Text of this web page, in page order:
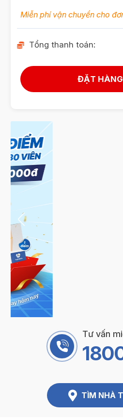
Miễn phí vận chuyển cho
Tổng thanh toán:
Tư vấn
TÌM NHÀ